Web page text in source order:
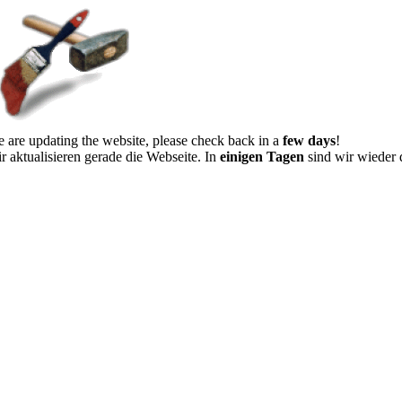
are updating the website, please check back in a few days!
aktualisieren gerade die Webseite. In einigen Tagen sind wir wieder